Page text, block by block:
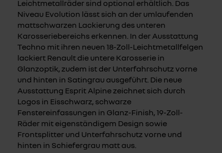
Leichtmetallräder sind optional erhältlich. Das
Niveau Evolution lässt sich an der umlaufenden
mattschwarzen Lackierung des unteren
Karosseriebereichs erkennen. In der Ausstattung
Techno mit ihren neuen 18-Zoll-Leichtmetallfelgen
lackiert Renault die untere Karosserie in
Glanzoptik, zudem ist der Unterfahrschutz vorne
und hinten in Satingrau ausgeführt. Die neue
Ausstattung Esprit Alpine zeichnet sich durch
Logos in Eisschwarz, schwarze
Fenstereinfassungen in Glanz-Finish, 19-Zoll-
Räder mit eigenständigem Design sowie
Frontsplitter und Unterfahrschutz vorne und
hinten in Schiefergrau matt aus.